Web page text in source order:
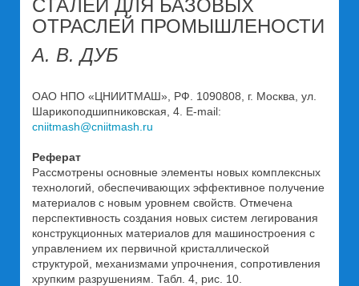
СТАЛЕЙ ДЛЯ БАЗОВЫХ
ОТРАСЛЕЙ ПРОМЫШЛЕНОСТИ
А. В. ДУБ
ОАО НПО «ЦНИИТМАШ», РФ. 1090808, г. Москва, ул.
Шарикоподшипниковская, 4. E-mail:
cniitmash@cniitmash.ru
Реферат
Рассмотрены основные элементы новых комплексных
технологий, обеспечивающих эффективное получение
материалов с новым уровнем свойств. Отмечена
перспективность создания новых систем легирования
конструкционных материалов для машиностроения с
управлением их первичной кристаллической
структурой, механизмами упрочнения, сопротивления
хрупким разрушениям. Табл. 4, рис. 10.